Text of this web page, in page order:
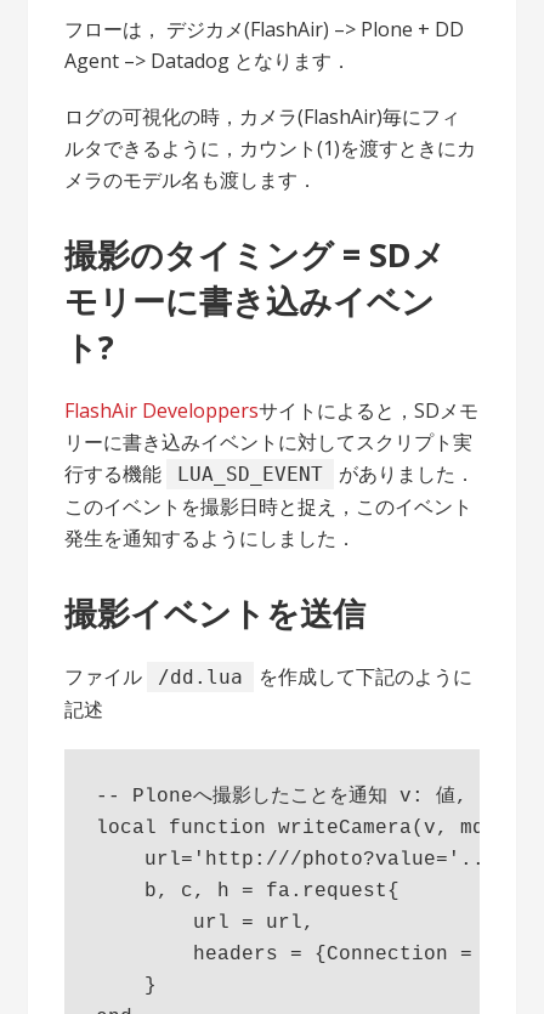
フローは， デジカメ(FlashAir) –> Plone + DD
Agent –> Datadog となります．
ログの可視化の時，カメラ(FlashAir)毎にフィ
ルタできるように，カウント(1)を渡すときにカ
メラのモデル名も渡します．
撮影のタイミング = SDメ
モリーに書き込みイベン
ト?
FlashAir Developpersサイトによると，SDメモ
リーに書き込みイベントに対してスクリプト実
行する機能
LUA_SD_EVENT
がありました．
このイベントを撮影日時と捉え，このイベント
発生を通知するようにしました．
撮影イベントを送信
ファイル /dd.lua
を作成して下記のように
記述
-- Ploneへ撮影したことを通知 v: 値, mdl:固
local function writeCamera(v, mdl)
url='http:///
    b, c, h = fa.request{
        url = url,
headers = {Connection =
    }